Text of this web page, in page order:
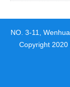
NO. 3-11,
Copyright